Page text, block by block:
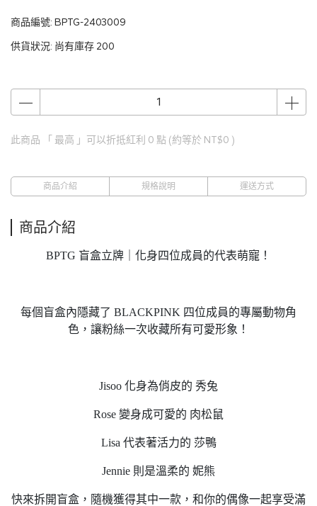
商品編號: BPTG-2403009
供貨狀況: 尚有庫存 200
此商品 「 最高 」可以折抵紅利 0 點 (約等於 NT$0 )
商品介紹 規格說明 運送方式
商品介紹
BPTG 盲盒立牌｜化身四位成員的代表萌寵！
每個盲盒內隱藏了 BLACKPINK 四位成員的專屬動物角
色，讓粉絲一次收藏所有可愛形象！
Jisoo 化身為俏皮的 秀兔
Rose 變身成可愛的 肉松鼠
Lisa 代表著活力的 莎鴨
Jennie 則是溫柔的 妮熊
快來拆開盲盒，隨機獲得其中一款，和你的偶像一起享受滿